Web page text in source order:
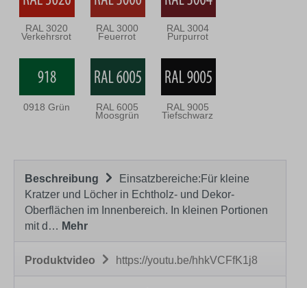
RAL 3020
Verkehrsrot
RAL 3000
Feuerrot
RAL 3004
Purpurrot
0918 Grün RAL 6005
Moosgrün
RAL 9005
Tiefschwarz
Beschreibung
Einsatzbereiche:Für kleine
Kratzer und Löcher in Echtholz- und Dekor-
Oberflächen im Innenbereich. In kleinen Portionen
mit d… Mehr
Produktvideo https://youtu.be/hhkVCFfK1j8